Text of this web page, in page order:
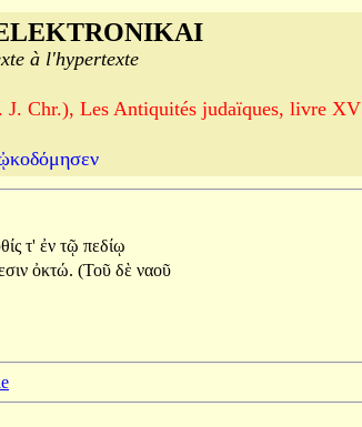
à l'hypertexte
J. Chr.), Les Antiquités judaïques, livre XV
τ' ἐν τῷ πεδίῳ
ὀκτώ. (Τοῦ δὲ ναοῦ